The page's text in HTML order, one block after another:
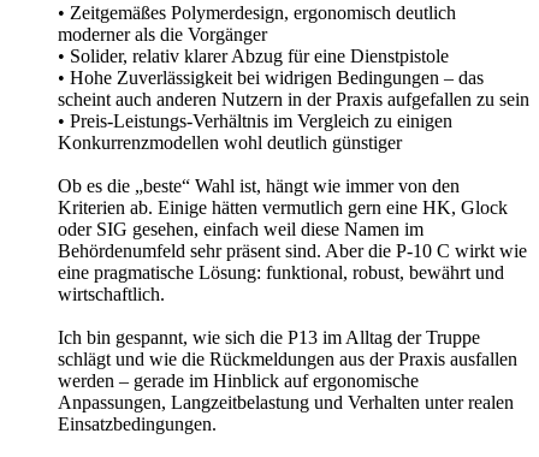
• Zeitgemäßes Polymerdesign, ergonomisch deutlich
moderner als die Vorgänger
• Solider, relativ klarer Abzug für eine Dienstpistole
• Hohe Zuverlässigkeit bei widrigen Bedingungen – das
scheint auch anderen Nutzern in der Praxis aufgefallen zu sein
• Preis‑Leistungs‑Verhältnis im Vergleich zu einigen
Konkurrenzmodellen wohl deutlich günstiger
Ob es die „beste“ Wahl ist, hängt wie immer von den
Kriterien ab. Einige hätten vermutlich gern eine HK, Glock
oder SIG gesehen, einfach weil diese Namen im
Behördenumfeld sehr präsent sind. Aber die P‑10 C wirkt wie
eine pragmatische Lösung: funktional, robust, bewährt und
wirtschaftlich.
Ich bin gespannt, wie sich die P13 im Alltag der Truppe
schlägt und wie die Rückmeldungen aus der Praxis ausfallen
werden – gerade im Hinblick auf ergonomische
Anpassungen, Langzeitbelastung und Verhalten unter realen
Einsatzbedingungen.